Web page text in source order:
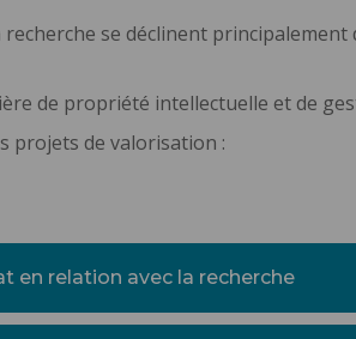
se déclinent principalement
de propriété intellectuelle et de
projets de valorisation :
en relation avec la recherche